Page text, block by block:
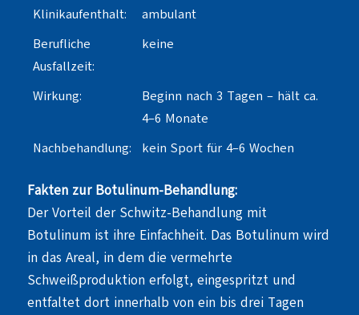
Klinikaufenthalt:
ambulant
Berufliche
Ausfallzeit:
keine
Wirkung:
Beginn nach 3 Tagen – hält ca.
4–6 Monate
Nachbehandlung:
kein Sport für 4–6 Wochen
Fakten zur Botulinum-Behandlung:
Der Vorteil der Schwitz-Behandlung mit
Botulinum ist ihre Einfachheit. Das Botulinum wird
in das Areal, in dem die vermehrte
Schweißproduktion erfolgt, eingespritzt und
entfaltet dort innerhalb von ein bis drei Tagen